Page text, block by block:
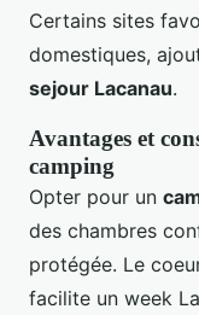
Certains sites
domestiques,
sejour Lacanau.
Avantages et
camping
Opter pour un
des chambres
protégée. Le
facilite un week